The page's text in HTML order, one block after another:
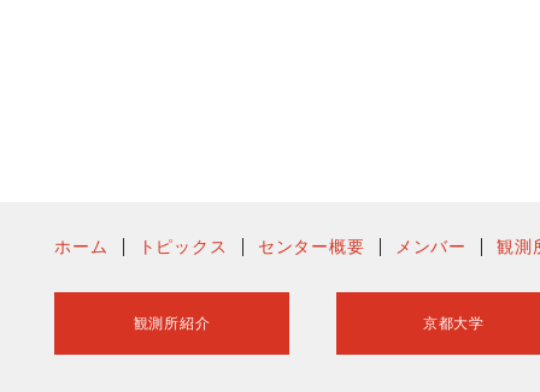
ホーム トピックス センター概要 メンバー 観測
観測所紹介 京都大学